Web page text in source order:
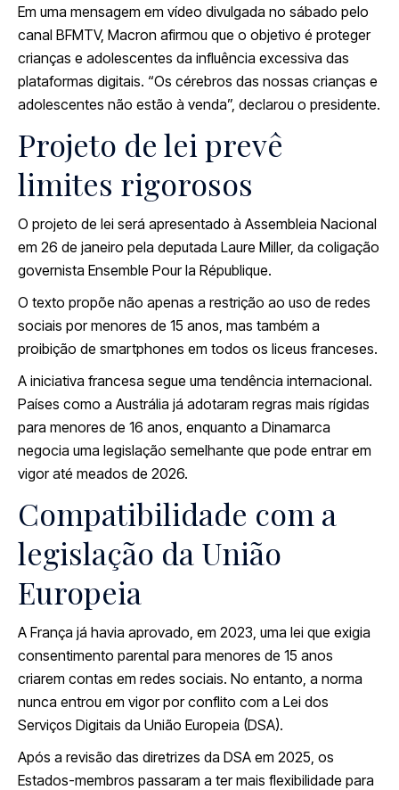
Em uma mensagem em vídeo divulgada no sábado pelo
canal BFMTV, Macron afirmou que o objetivo é proteger
crianças e adolescentes da influência excessiva das
plataformas digitais. “Os cérebros das nossas crianças e
adolescentes não estão à venda”, declarou o presidente.
Projeto de lei prevê
limites rigorosos
O projeto de lei será apresentado à Assembleia Nacional
em 26 de janeiro pela deputada Laure Miller, da coligação
governista Ensemble Pour la République.
O texto propõe não apenas a restrição ao uso de redes
sociais por menores de 15 anos, mas também a
proibição de smartphones em todos os liceus franceses.
A iniciativa francesa segue uma tendência internacional.
Países como a Austrália já adotaram regras mais rígidas
para menores de 16 anos, enquanto a Dinamarca
negocia uma legislação semelhante que pode entrar em
vigor até meados de 2026.
Compatibilidade com a
legislação da União
Europeia
A França já havia aprovado, em 2023, uma lei que exigia
consentimento parental para menores de 15 anos
criarem contas em redes sociais. No entanto, a norma
nunca entrou em vigor por conflito com a Lei dos
Serviços Digitais da União Europeia (DSA).
Após a revisão das diretrizes da DSA em 2025, os
Estados-membros passaram a ter mais flexibilidade para